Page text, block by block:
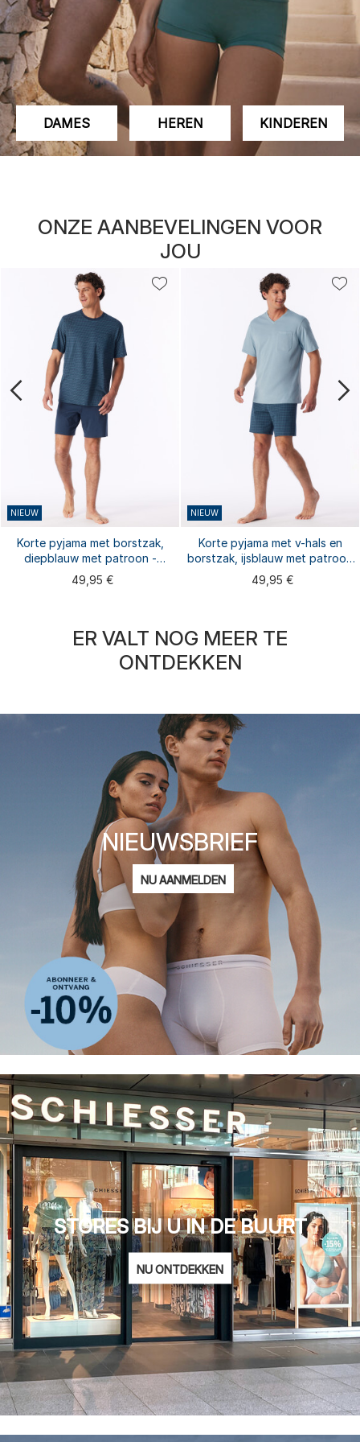
DAMES HEREN KINDEREN
ONZE AANBEVELINGEN VOOR
JOU
NIEUW
Korte pyjama met borstzak,
diepblauw met patroon -
Comfort Essentials
49,95 €
NIEUW
Korte pyjama met v-hals en
borstzak, ijsblauw met patroon
- Comfort Essentials
49,95 €
ER VALT NOG MEER TE
ONTDEKKEN
NIEUWSBRIEF
E-
mailadres
NU AANMELDEN
Ik ben geïnteresseerd in:
Damesmode
Herenmode
Kindermode
ADIDAS
Privacy Policy
STORES BIJ U IN DE BUURT
NU ONTDEKKEN